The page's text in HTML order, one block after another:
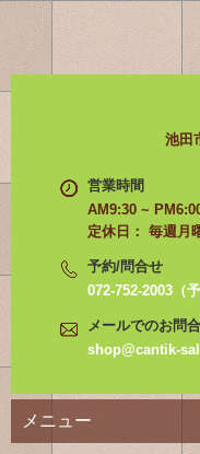
池田
営業時間
AM9:30 ~
定休日： 毎週月
予約/問合せ
072-752-2003（
メールでのお問
shop@cantik-
メニュー